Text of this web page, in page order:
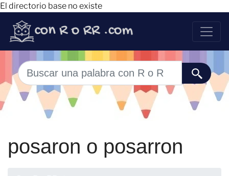
El directorio base no existe
posaron o posarron